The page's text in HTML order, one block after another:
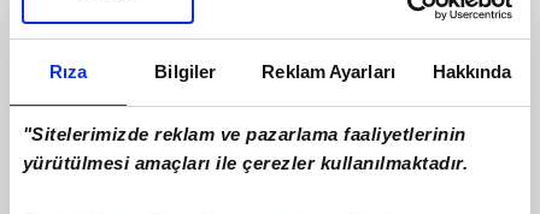
Rıza Bilgiler Reklam Ayarları Hakkında
"Sitelerimizde reklam ve pazarlama faaliyetlerinin
yürütülmesi amaçları ile çerezler kullanılmaktadır.